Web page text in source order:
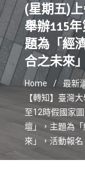
(星期五)
舉辦115
題為「經
合之未來
Home 最新
【轉知】臺灣
至12時假國家
壇」，主題為
來」，活動報名